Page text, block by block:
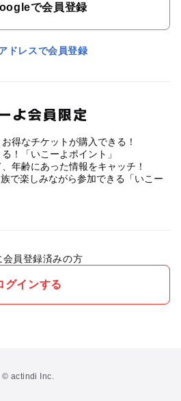
で会員登録
ドレスで会員登録
よ会員限定
で楽しみながら参加できる「いこー
会員登録済みの方
グインする
© actindi Inc.